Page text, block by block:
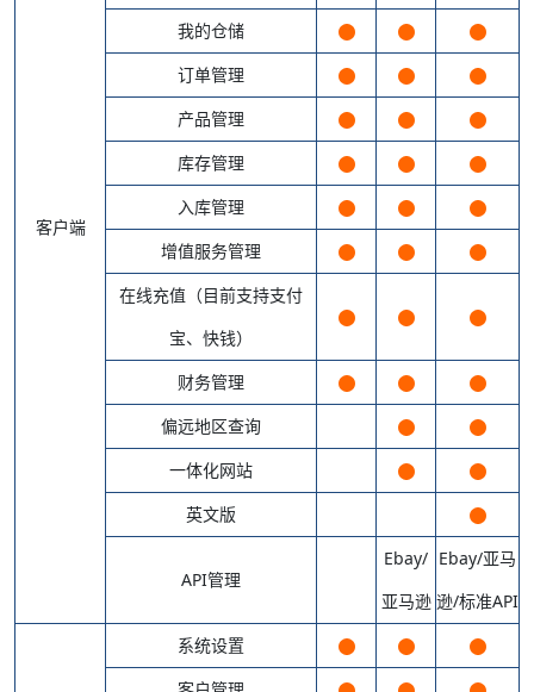
客户端
我的仓储
订单管理
产品管理
库存管理
入库管理
增值服务管理
在线充值（目前支持支付
宝、快钱）
财务管理
偏远地区查询
一体化网站
英文版
API管理
Ebay/
亚马逊
Ebay/亚马
逊/标准API
系统设置